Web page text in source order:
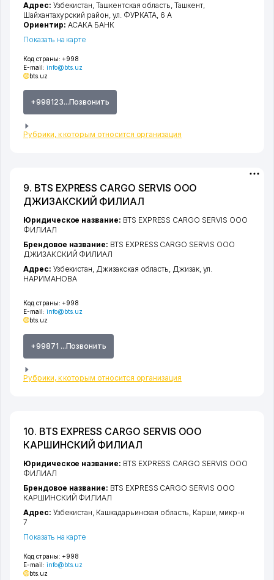
Код страны: +998
E-mail: info@bts.uz
bts.uz
+998123...Позвонить
Рубрики, к которым относится организация
Адрес: Узбекистан,Ташкентская область,Ташкент,
Шайхантахурский район, ул. ФУРКАТА, 6 А
Ориентир: АСАКА БАНК
Показать на карте
9. BTS EXPRESS CARGO SERVIS ООО
ДЖИЗАКСКИЙ ФИЛИАЛ
Код страны: +998
E-mail: info@bts.uz
bts.uz
+99871 ...Позвонить
Рубрики, к которым относится организация
Юридическое название: BTS EXPRESS CARGO SERVIS ООО
ФИЛИАЛ
Брендовое название: BTS EXPRESS CARGO SERVIS ООО
ДЖИЗАКСКИЙ ФИЛИАЛ
Адрес: Узбекистан, Джизакская область Джизак, ул.
НАРИМАНОВА
10. BTS EXPRESS CARGO SERVIS ООО
КАРШИНСКИЙ ФИЛИАЛ
Код страны: +998
E-mail: info@bts.uz
bts.uz
Юридическое название: BTS EXPRESS CARGO SERVIS ООО
ФИЛИАЛ
Брендовое название: BTS EXPRESS CARGO SERVIS ООО
КАРШИНСКИЙ ФИЛИАЛ
Адрес: Узбекистан, Кашкадарьинская область Карши микр-н
7
Показать на карте